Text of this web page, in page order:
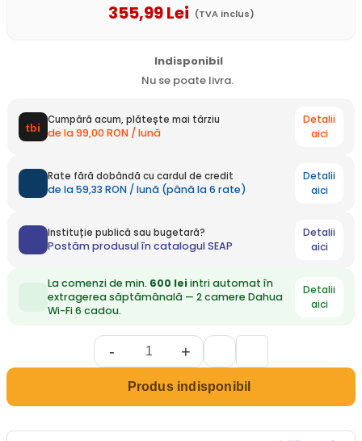
355,99Lei (TVA inclus)
Indisponibil
Nu se poate livra.
Cumpără acum, plătește mai târziu
de la 99,00 RON / lună
Detalii
aici
Rate fără dobândă cu cardul de credit
de la 59,33 RON / lună (până la 6 rate)
Detalii
aici
Instituție publică sau bugetară?
Postăm produsul în catalogul SEAP
Detalii
aici
La comenzi de min. 600 leiintri automat în
extragerea săptămânală — 2 camere Dahua
Wi-Fi 6 cadou.
Detalii
aici
- +
Produs indisponibil